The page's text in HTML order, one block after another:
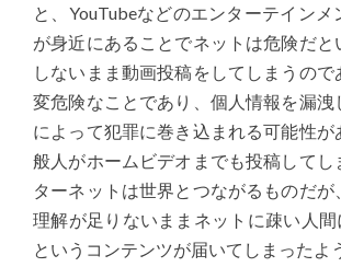
と、YouTubeなどのエンターテインメ
が身近にあることでネットは危険だと
しないまま動画投稿をしてしまうので
変危険なことであり、個人情報を漏洩
によって犯罪に巻き込まれる可能性が
般人がホームビデオまでも投稿してし
ターネットは世界とつながるものだ
理解が足りないままネットに疎い人間
というコンテンツが届いてしまったよ